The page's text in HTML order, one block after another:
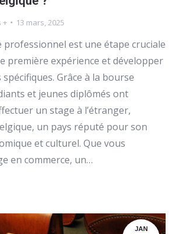
+ 13 mars, 2025
professionnel est une étape cruciale
première expérience et développer
Grâce à la bourse
et jeunes diplômés ont
un stage à l’étranger,
un pays réputé pour son
et culturel. Que vous
en commerce, un…
JAN